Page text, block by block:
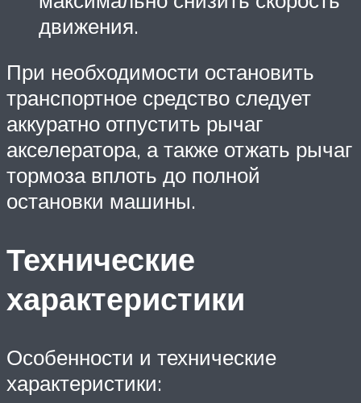
движения.
При необходимости остановить
транспортное средство следует
аккуратно отпустить рычаг
акселератора, а также отжать рычаг
тормоза вплоть до полной
остановки машины.
Технические
характеристики
Особенности и технические
характеристики: